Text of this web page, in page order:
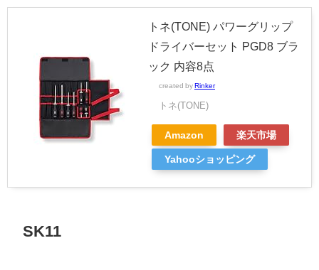
トネ(TONE) パワーグリップ
ドライバーセット PGD8 ブラ
ック 内容8点
created by Rinker
トネ(TONE)
Amazon 楽天市場
Yahooショッピング
SK11